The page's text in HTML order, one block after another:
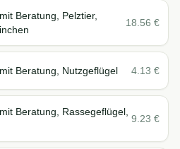
Beratung, Pelztier,
18.56 €
Beratung, Nutzgeflügel 4.13 €
Beratung, Rassegeflügel,
9.23 €